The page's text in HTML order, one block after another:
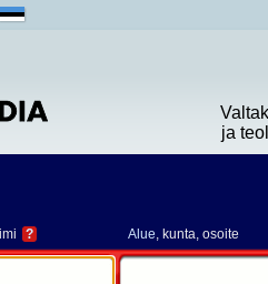
ja
? Alue, kunta, osoite